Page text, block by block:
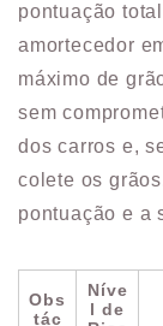
pontuação
amortecedor
máximo de
sem
dos carros e,
colete os
pontuação e a
Obs
tác
Níve
l de